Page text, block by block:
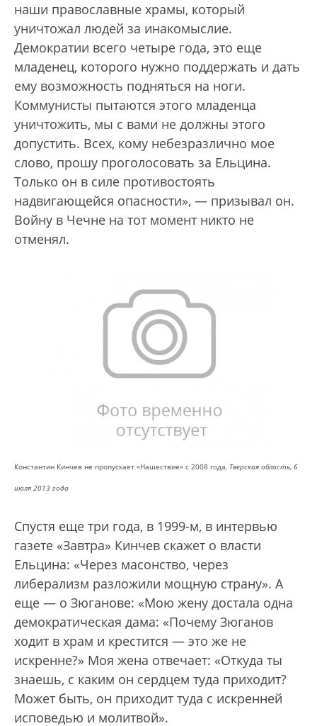
наши православные храмы, который
уничтожал людей за инакомыслие.
Демократии всего четыре года, это еще
младенец, которого нужно поддержать и дать
ему возможность подняться на ноги.
Коммунисты пытаются этого младенца
уничтожить, мы с вами не должны этого
допустить. Всех, кому небезразлично мое
слово, прошу проголосовать за Ельцина.
Только он в силе противостоять
надвигающейся опасности», — призывал он.
Войну в Чечне на тот момент никто не
отменял.
Константин Кинчев не пропускает «Нашествие» с 2008 года, Тверская область, 6
июля 2013 года
Спустя еще три года, в 1999-м, в интервью
газете «Завтра» Кинчев скажет о власти
Ельцина: «Через масонство, через
либерализм разложили мощную страну». А
еще — о Зюганове: «Мою жену достала одна
демократическая дама: «Почему Зюганов
ходит в храм и крестится — это же не
искренне?» Моя жена отвечает: «Откуда ты
знаешь, с каким он сердцем туда приходит?
Может быть, он приходит туда с искренней
исповедью и молитвой».